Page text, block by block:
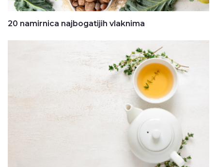
20 namirnica najbogatijih vlaknima